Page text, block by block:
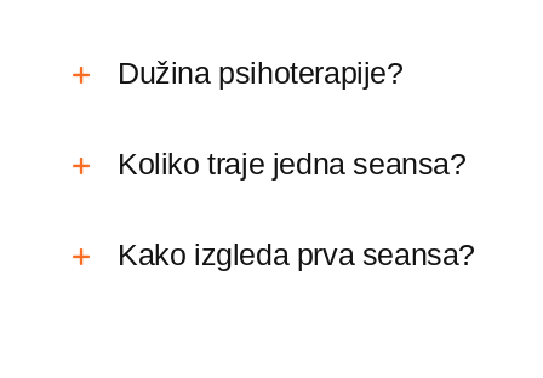
Dužina psihoterapije?
Koliko traje jedna seansa?
Kako izgleda prva seansa?